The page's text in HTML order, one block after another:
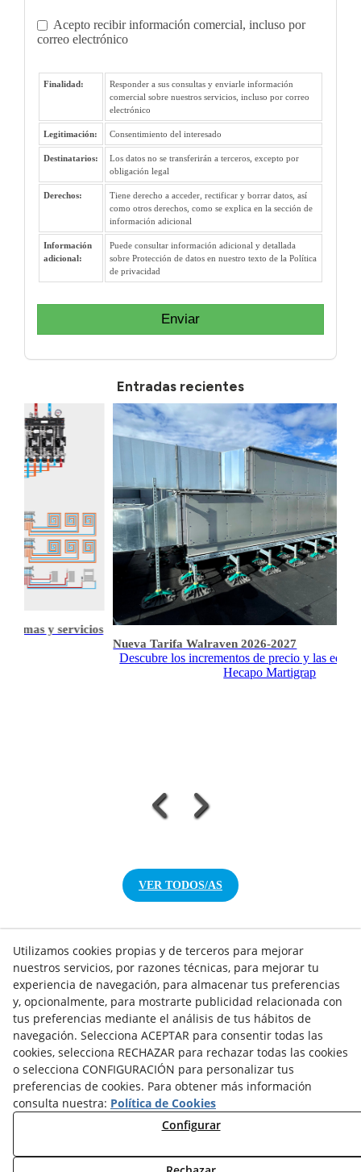
Acepto recibir información comercial, incluso por
correo electrónico
Finalidad:
Responder a sus consultas y enviarle información
comercial sobre nuestros servicios, incluso por correo
electrónico
Legitimación: Consentimiento del interesado
Destinatarios:
Los datos no se transferirán a terceros, excepto por
obligación legal
Derechos:
Tiene derecho a acceder, rectificar y borrar datos, así
como otros derechos, como se explica en la sección de
información adicional
Información
adicional:
Puede consultar información adicional y detallada
sobre Protección de datos en nuestro texto de la Política
de privacidad
Enviar
Entradas recientes
y servicios
Nueva Tarifa Walraven 2026-2027
Descubre los incrementos de precio y las
Hecapo Martigrap
VER TODOS/AS
NOTICIAS AEROTERMIA
NOTICIAS FOTOVOLTAICA
NOTICIAS CLIMATIZACIÓN
NOTICIAS CALEFACCIÓN
NOTICIAS BIOMASA
NOTICIAS VENTILACIÓN
NOTICIAS ACS
NOVEDADES
Utilizamos cookies propias y de terceros para mejorar
nuestros servicios, por razones técnicas, para mejorar tu
experiencia de navegación, para almacenar tus preferencias
y, opcionalmente, para mostrarte publicidad relacionada con
tus preferencias mediante el análisis de tus hábitos de
navegación. Selecciona ACEPTAR para consentir todas las
cookies, selecciona RECHAZAR para rechazar todas las cookies
o selecciona CONFIGURACIÓN para personalizar tus
preferencias de cookies. Para obtener más información
consulta nuestra: Política de Cookies
Configurar